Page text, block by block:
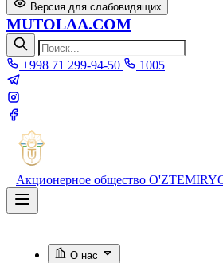
Версия для слабовидящих
MUTOLAA.COM
+998 71 299-94-50 1005
Акционерное общество
О нас